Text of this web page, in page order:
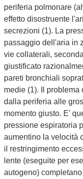
periferia polmonare
effetto disostruente
secrezioni (1). La
passaggio dell'aria in
vie collaterali,
giustificato
pareti bronchiali
medie (1). Il problema
dalla periferia alle
momento giusto. E'
pressione espiratoria
aumentino la velocità
il restringimento
lente (eseguite per
autogeno)